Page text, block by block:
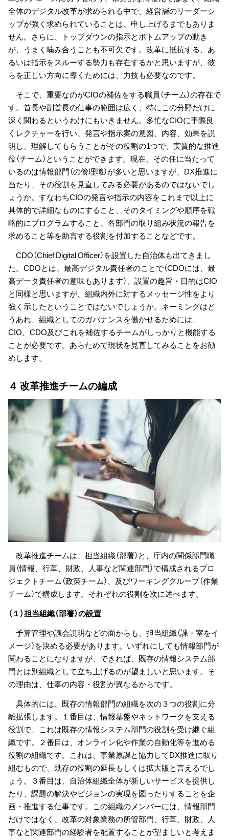
全体のデジタル改革が求められる中で、経営層のリーダーシ
ップが強く求められていることは、申し上げるまでもありま
せん。さらに、トップダウンの指示とボトムアップの動き
が、うまく噛み合うことも不可欠です。改革に抵抗する、あ
るいは指示をスルーする勢力も存在するかと思いますが、彼
らを正しい方向に導くためには、力技も必要なのです。
そこで、重要なのがCIOの補佐をする職員（チーム）の存在で
す。首長や副首長の仕事の範囲は広く、特にこの分野だけに
深く関わるというわけにもいきません。多忙なCIOに手際良
くレクチャーを行い、発言や指示案の意図、内容、効果を説
明し、理解してもらうことがその役割の1つで、実質的な推進
役（チーム）ということができます。現在、その任に当たって
いるのは情報部門（の管理職）が多いと思いますが、DX推進に
当たり、その役割を見直してみる必要があるのではないでし
ょうか。すなわちCIOの発言や指示の内容をこれまで以上に
具体的で詳細なものにすること、そのタイミングや順序を戦
略的にプログラムすること、各部門の取り組み状況の報告を
求めること等を助言する役割を付加することなどです。
CDO（Chief Digital Officer）を設置した自治体も出てきまし
た。CDOとは、最高デジタル責任者のことで（CDOには、最
高データ責任者の意味もあります）、設置の趣旨・目的はCIO
と同様と思いますが、組織内外に対するメッセージ性をより
強く示したということではないでしょうか。ネーミングはど
うあれ、組織としてのガバナンスを働かせるためには、
CIO、CDO及びこれを補佐するチームがしっかりと機能する
ことが必要です。あらためて現状を見直してみることをお勧
めします。
４ 改革推進チームの編成
改革推進チームは、担当組織（部署）と、庁内の関係部門職
員（情報、行革、財政、人事など関連部門）で構成されるプロ
ジェクトチーム（政策チーム）、及びワーキンググループ（作業
チーム）で構成します。それぞれの役割を次に述べます。
（１）担当組織（部署）の設置
予算管理や議会説明などの面からも、担当組織（課・室をイ
メージ）を決める必要があります。いずれにしても情報部門が
関わることになりますが、できれば、既存の情報システム部
門とは別組織として立ち上げるのが望ましいと思います。そ
の理由は、仕事の内容・役割が異なるからです。
具体的には、既存の情報部門の組織を次の３つの役割に分
離拡張します。１番目は、情報基盤やネットワークを支える
役割で、これは既存の情報システム部門の役割を受け継ぐ組
織です。２番目は、オンライン化や作業の自動化等を進める
役割の組織です。これは、事業原課と協力してDX推進に取り
組むもので、既存の役割の延長もしくは拡大版と言えるでし
ょう。３番目は、自治体組織全体が新しいサービスを提供し
たり、課題の解決やビジョンの実現を図ったりすることを企
画・推進する仕事です。この組織のメンバーには、情報部門
だけではなく、改革の対象業務の所管部門、行革、財政、人
事など関連部門の経験者を配置することが望ましいと考えま